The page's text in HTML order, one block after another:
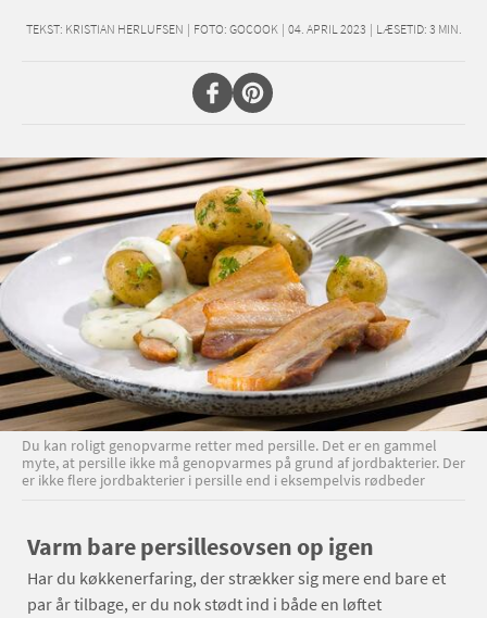
TEKST: KRISTIAN HERLUFSEN | FOTO: GOCOOK | 04. APRIL 2023 | LÆSETID: 3 MIN.
Du kan roligt genopvarme retter med persille. Det er en gammel
myte, at persille ikke må genopvarmes på grund af jordbakterier. Der
er ikke flere jordbakterier i persille end i eksempelvis rødbeder
Varm bare persillesovsen op igen
Har du køkkenerfaring, der strækker sig mere end bare et
par år tilbage, er du nok stødt ind i både en løftet